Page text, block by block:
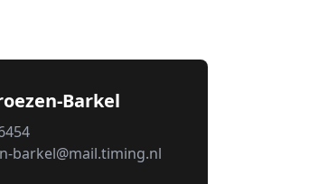
Barkel
barkel@mail.timing.nl